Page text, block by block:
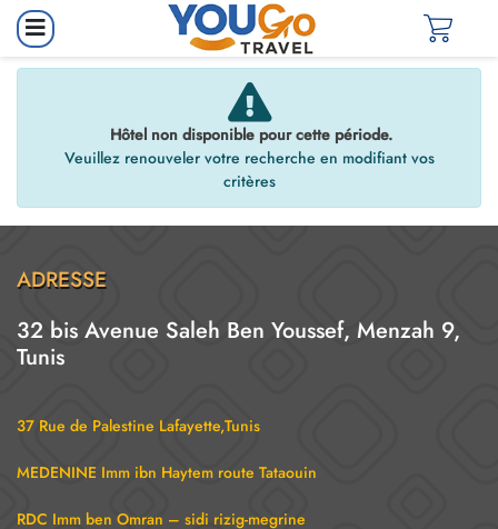
Hôtel non disponible pour cette période.
Veuillez renouveler votre recherche en modifiant vos
critères
ADRESSE
32 bis Avenue Saleh Ben Youssef, Menzah 9,
Tunis
37 Rue de Palestine Lafayette,Tunis
MEDENINE Imm ibn Haytem route Tataouin
RDC Imm ben Omran – sidi rizig-megrine